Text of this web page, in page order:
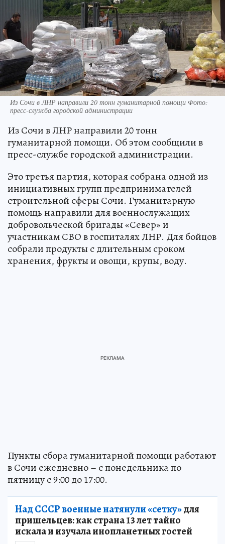
Из Сочи в ЛНР направили 20 тонн гуманитарной помощи Фото:
пресс-служба городской администрации
Из Сочи в ЛНР направили 20 тонн
гуманитарной помощи. Об этом сообщили в
пресс-службе городской администрации.
Это третья партия, которая собрана одной из
инициативных групп предпринимателей
строительной сферы Сочи. Гуманитарную
помощь направили для военнослужащих
добровольческой бригады «Север» и
участникам СВО в госпиталях ЛНР. Для бойцов
собрали продукты с длительным сроком
хранения, фрукты и овощи, крупы, воду.
Пункты сбора гуманитарной помощи работают
в Сочи ежедневно – с понедельника по
пятницу с 9:00 до 17:00.
Над СССР военные натянули «сетку»для
пришельцев: как страна 13 лет тайно
искала и изучала инопланетных гостей